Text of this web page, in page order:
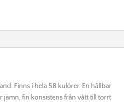
Finns i hela 58 kulörer. En hållbar
jämn, fin konsistens från vått till torrt